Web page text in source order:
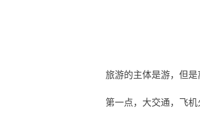
旅游的主体是游，但
第一点，大交通，飞机